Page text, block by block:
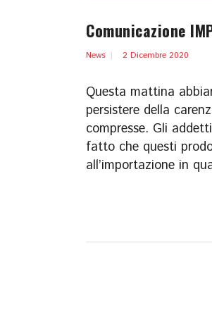
Comunicazione
News 2 Dicembre 2020
Questa mattina
persistere della
compresse. Gli
fatto che questi
all’importazione in